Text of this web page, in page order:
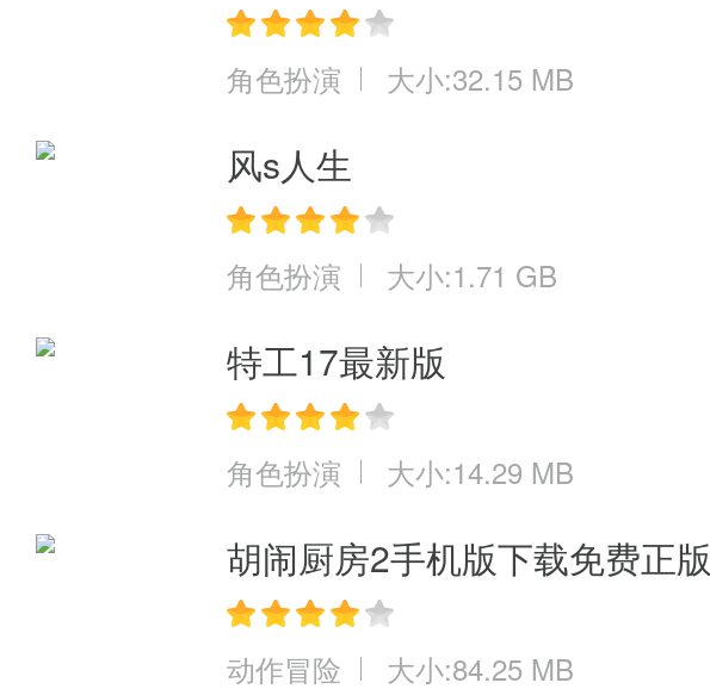
角色扮演 大小:32.15 MB
风s人生
角色扮演 大小:1.71 GB
特工17最新版
角色扮演 大小:14.29 MB
胡闹厨房2手机版下载免费正版
动作冒险 大小:84.25 MB